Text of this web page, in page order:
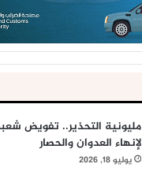
مليونية التحذير.. تفويض
لإنهاء العدوان والحصار
يوليو 18, 2026